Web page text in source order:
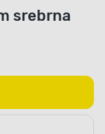
srebrna